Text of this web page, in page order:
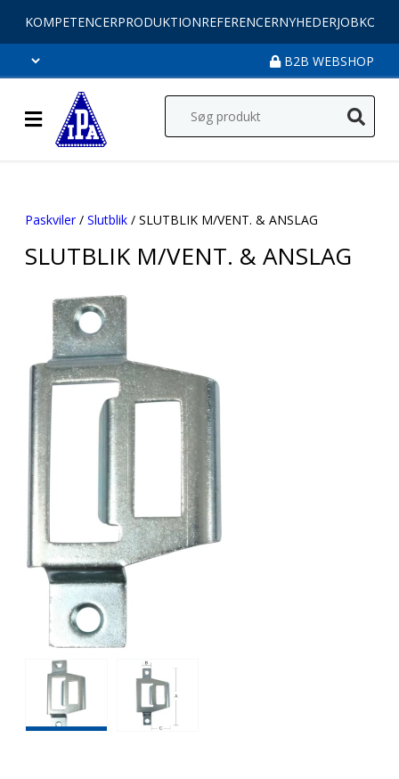
KOMPETENCERPRODUKTIONREFERENCERNYHEDERJOB
B2B WEBSHOP
Paskviler/ Slutblik / SLUTBLIK M/VENT. & ANSLAG
SLUTBLIK M/VENT. & ANSLAG